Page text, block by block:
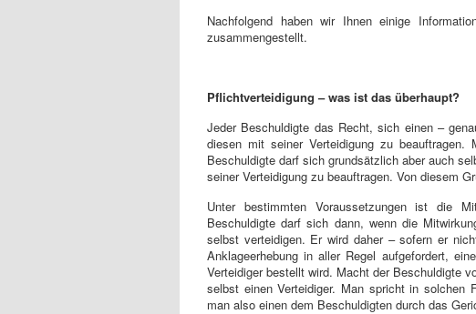
Nachfolgend haben wir Ihnen einige
zusammengestellt.
Pflichtverteidigung – was ist das überhaupt?
Jeder Beschuldigte das Recht, sich einen –
diesen mit seiner Verteidigung zu
Beschuldigte darf sich grundsätzlich aber auch
seiner Verteidigung zu beauftragen. Von diesem
Unter bestimmten Voraussetzungen ist die
Beschuldigte darf sich dann, wenn die
selbst verteidigen. Er wird daher – sofern er
Anklageerhebung in aller Regel aufgefordert,
Verteidiger bestellt wird. Macht der Beschuldigte
selbst einen Verteidiger. Man spricht in solchen
man also einen dem Beschuldigten durch das